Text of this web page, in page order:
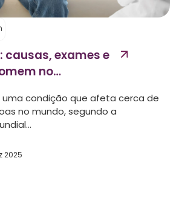
exames e
no
uma condição que afeta cerca de
no mundo, segundo a
2025